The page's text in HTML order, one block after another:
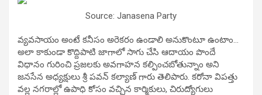
Source: Janasena Party
వ్యవసాయం అంటే కనీసం అరెకరం ఉండాలి అనుకొంటూ ఉంటాం…
అలా కాకుండా కొద్దిపాటి జాగాలో సాగు చేసి ఆదాయం పొందే
విధానం గురించి ప్రజలకు అవగాహన కల్పించబోతున్నాం అని
జనసేన అధ్యక్షులు శ్రీ పవన్ కల్యాణ్ గారు తెలిపారు. కరోనా విపత్తు
వల్ల నగరాల్లో ఉపాధి కోసం వచ్చిన కార్మికులు, చిరుద్యోగులు